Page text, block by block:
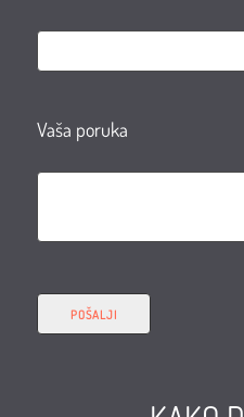
Vaša poruka